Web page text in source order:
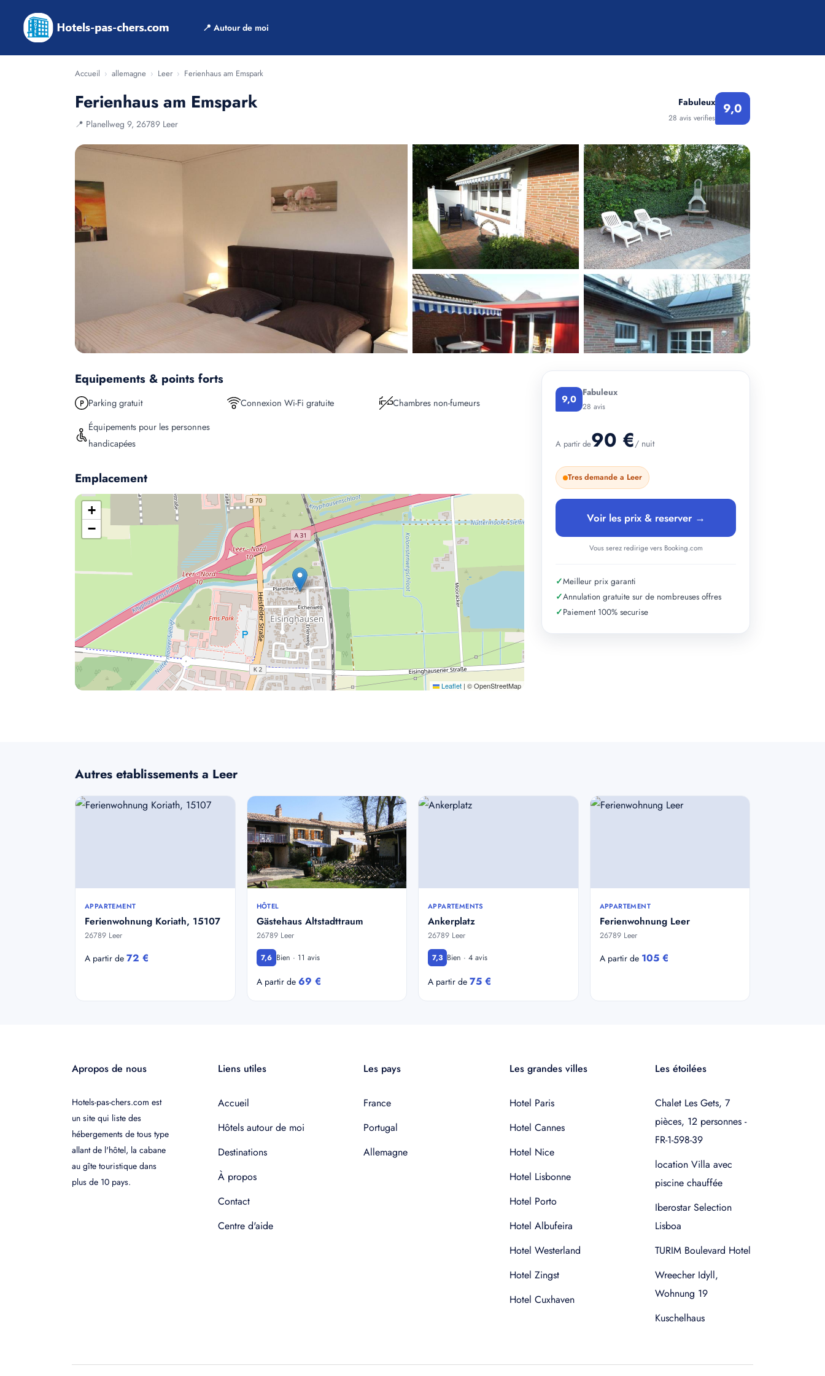
📍 Autour de moi
Accueil › allemagne › Leer › Ferienhaus am Emspark
Ferienhaus am Emspark
📍 Planellweg 9, 26789 Leer
Fabuleux
28 avis verifies
9,0
+ 2 photos
Equipements & points forts
Parking gratuit Connexion Wi-Fi gratuite
Chambres non-fumeurs
Équipements pour les personnes
handicapées
Emplacement
+
−
Leaflet | © OpenStreetMap
9,0 Fabuleux
28 avis
A partir de90 €/ nuit
Tres demande a Leer
Voir les prix & reserver →
Vous serez redirige vers Booking.com
✓Meilleur prix garanti
✓Annulation gratuite sur de nombreuses offres
✓Paiement 100% securise
Autres etablissements a Leer
APPARTEMENT
Ferienwohnung Koriath, 15107
26789 Leer
A partir de 72 €
HÔTEL
Gästehaus Altstadttraum
26789 Leer
7,6 Bien · 11 avis
A partir de 69 €
APPARTEMENTS
Ankerplatz
26789 Leer
7,3 Bien · 4 avis
A partir de 75 €
APPARTEMENT
Ferienwohnung Leer
26789 Leer
A partir de 105 €
Apropos de nous
Hotels-pas-chers.com est
un site qui liste des
hébergements de tous type
allant de l'hôtel, la cabane
au gîte touristique dans
plus de 10 pays.
Liens utiles
Accueil
Hôtels autour de moi
Destinations
À propos
Contact
Centre d'aide
Les pays
France
Portugal
Allemagne
Les grandes villes
Hotel Paris
Hotel Cannes
Hotel Nice
Hotel Lisbonne
Hotel Porto
Hotel Albufeira
Hotel Westerland
Hotel Zingst
Hotel Cuxhaven
Les étoilées
Chalet Les Gets, 7
pièces, 12 personnes -
FR-1-598-39
location Villa avec
piscine chauffée
Iberostar Selection
Lisboa
TURIM Boulevard Hotel
Wreecher Idyll,
Wohnung 19
Kuschelhaus